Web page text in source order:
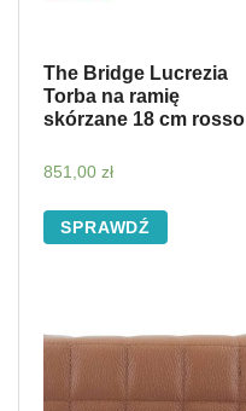
The Bridge Lucrezia
Torba na ramię
skórzane 18 cm rosso
851,00 zł
SPRAWDŹ